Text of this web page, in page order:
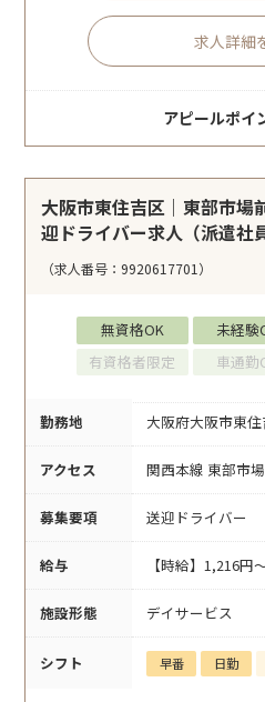
求人詳細
アピールポイ
大阪市東住吉区｜東部市場
迎ドライバー求人（派遣社員
（求人番号：9920617701）
無資格OK 未経験
有資格者限定
車通勤
勤務地 大阪府大阪市東住
アクセス 関西本線 東部市
募集要項 送迎ドライバー
給与 【時給】1,216円
施設形態 デイサービス
シフト 早番 日勤